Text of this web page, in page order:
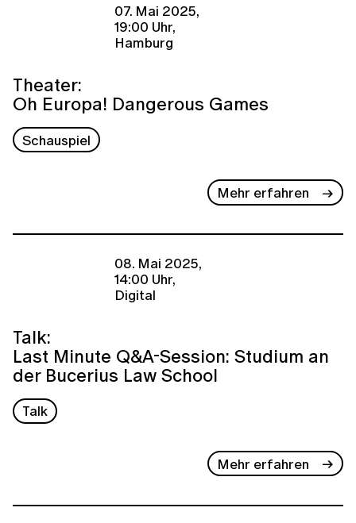
07. Mai 2025,
19:00 Uhr,
Hamburg
Theater:
Oh Europa! Dangerous Games
Schauspiel
Mehr erfahren
08. Mai 2025,
14:00 Uhr,
Digital
Talk:
Last Minute Q&A-Session: Studium an
der Bucerius Law School
Talk
Mehr erfahren